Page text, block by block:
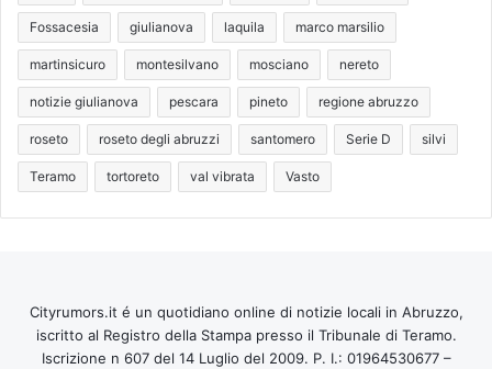
Fossacesia giulianova laquila marco marsilio
martinsicuro montesilvano mosciano nereto
notizie giulianova pescara pineto regione abruzzo
roseto roseto degli abruzzi santomero Serie D silvi
Teramo tortoreto val vibrata Vasto
Cityrumors.it é un quotidiano online di notizie locali in Abruzzo,
iscritto al Registro della Stampa presso il Tribunale di Teramo.
Iscrizione n 607 del 14 Luglio del 2009. P. I.: 01964530677 –